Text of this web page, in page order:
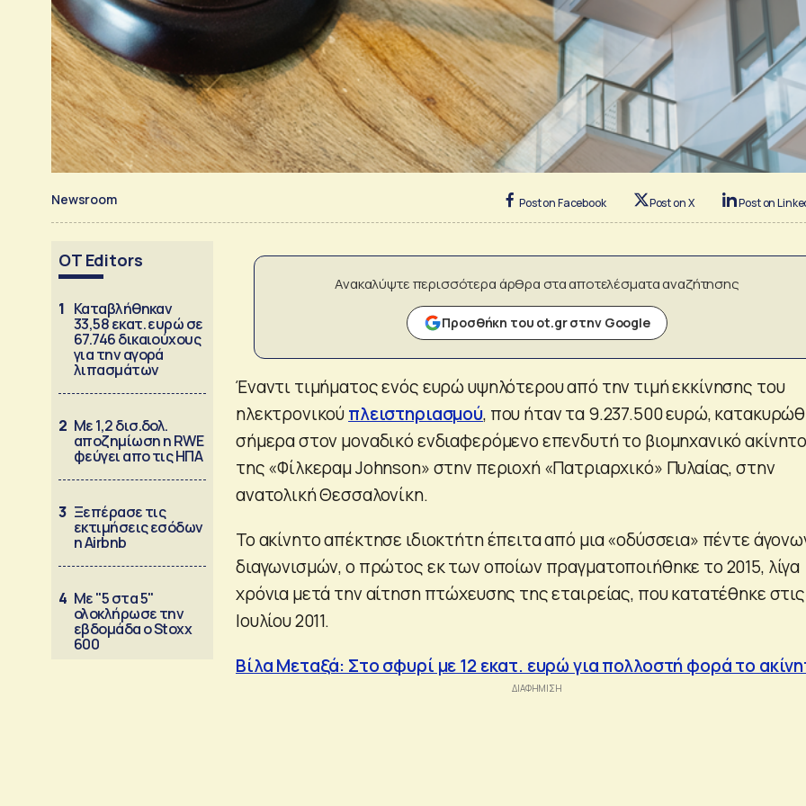
Newsroom Post on Facebook Post on X Post on
OT Editors
1 Καταβλήθηκαν
33,58 εκατ. ευρώ σε
67.746 δικαιούχους
για την αγορά
λιπασμάτων
2 Με 1,2 δισ.δολ.
αποζημίωση η RWE
φεύγει απο τις ΗΠΑ
3 Ξεπέρασε τις
εκτιμήσεις εσόδων
η Airbnb
4 Με "5 στα 5"
ολοκλήρωσε την
εβδομάδα ο Stoxx
600
Ανακαλύψτε περισσότερα άρθρα στα αποτελέσματα αναζήτησης
Προσθήκη του ot.gr στην Google
Έναντι τιμήματος ενός ευρώ υψηλότερου από την τιμή εκκίνησης του
ηλεκτρονικούπλειστηριασμού, που ήταν τα 9.237.500 ευρώ,
σήμερα στον μοναδικό ενδιαφερόμενο επενδυτή το βιομηχανικό ακίνητο
της «Φίλκεραμ Johnson» στην περιοχή «Πατριαρχικό» Πυλαίας, στην
ανατολική Θεσσαλονίκη.
Το ακίνητο απέκτησε ιδιοκτήτη έπειτα από μια «οδύσσεια» πέντε
διαγωνισμών, ο πρώτος εκ των οποίων πραγματοποιήθηκε το 2015, λίγα
χρόνια μετά την αίτηση πτώχευσης της εταιρείας, που κατατέθηκε στις
Ιουλίου 2011.
Βίλα Μεταξά: Στο σφυρί με 12 εκατ. ευρώ για πολλοστή φορά το